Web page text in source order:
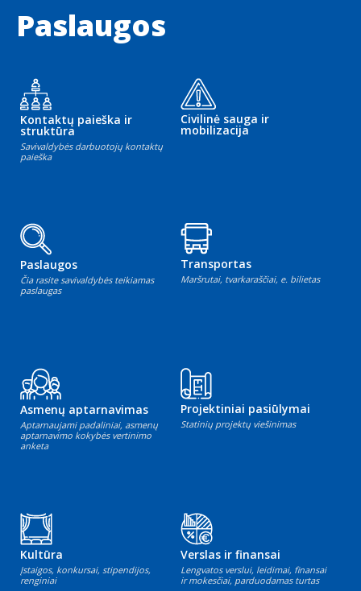
Paslaugos
Kontaktų paieška ir
struktūra
Savivaldybės darbuotojų kontaktų
paieška
Civilinė sauga ir
mobilizacija
Paslaugos
Čia rasite savivaldybės teikiamas
paslaugas
Transportas
Maršrutai, tvarkaraščiai, e. bilietas
Asmenų aptarnavimas
Aptarnaujami padaliniai, asmenų
aptarnavimo kokybės vertinimo
anketa
Projektiniai pasiūlymai
Statinių projektų viešinimas
Kultūra
Įstaigos, konkursai, stipendijos,
renginiai
Verslas ir finansai
Lengvatos verslui, leidimai, finansai
ir mokesčiai, parduodamas turtas